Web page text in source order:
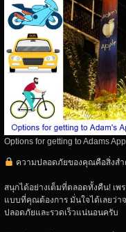
Options for getting to Adams
ความปลอดภัยของคุณคือสิ่งส
สนุกได้อย่างเต็มที่ตลอดทั้งคืน! เพ
แบบที่คุณต้องการ มั่นใจได้เลยว่า
ปลอดภัยและรวดเร็วแน่นอนครับ